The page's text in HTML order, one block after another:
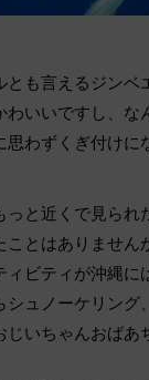
も言えるジンベ
わいいですし、な
わずくぎ付けに
っと近くで見られ
とはありません
ビティが沖縄に
ュノーケリング
じいちゃんおばあ